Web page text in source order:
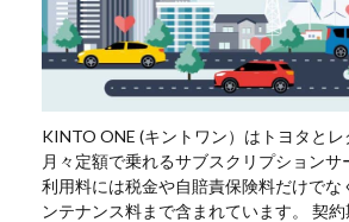
KINTO ONE (キントワン）はトヨタとレ
月々定額で乗れるサブスクリプション
利用料には税金や自賠責保険料だけでな
ンテナンス料まで含まれています。 契